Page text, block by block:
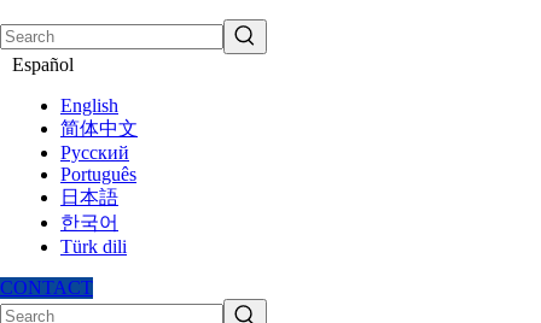
Español
English
简体中文
Pусский
Português
日本語
한국어
Türk dili
CONTACT